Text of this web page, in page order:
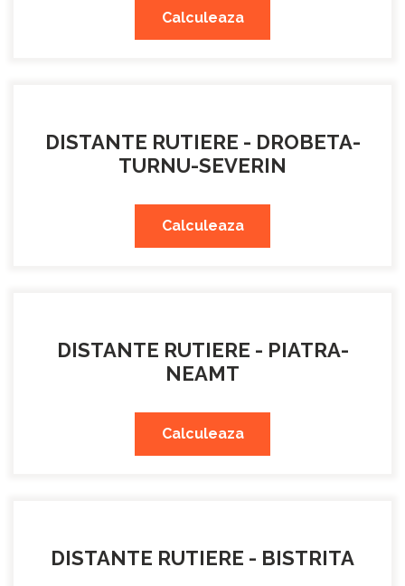
Calculeaza
DISTANTE RUTIERE - DROBETA-
TURNU-SEVERIN
Calculeaza
DISTANTE RUTIERE - PIATRA-
NEAMT
Calculeaza
DISTANTE RUTIERE - BISTRITA